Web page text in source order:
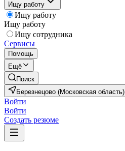
Ищу работу
Ищу работу
Ищу работу
Ищу сотрудника
Сервисы
Помощь
Ещё
Поиск
Березнецово (Московская область)
Войти
Войти
Создать резюме